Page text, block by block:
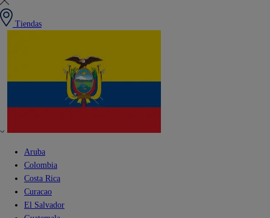
Tiendas
Aruba
Colombia
Costa Rica
Curacao
El Salvador